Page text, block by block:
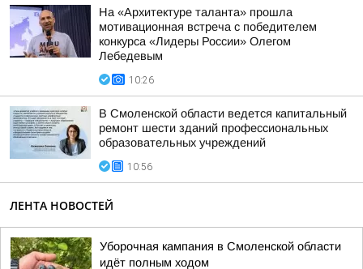
На «Архитектуре таланта» прошла
мотивационная встреча с победителем
конкурса «Лидеры России» Олегом
Лебедевым
10:26
В Смоленской области ведется капитальный
ремонт шести зданий профессиональных
образовательных учреждений
10:56
ЛЕНТА НОВОСТЕЙ
Уборочная кампания в Смоленской области
идёт полным ходом